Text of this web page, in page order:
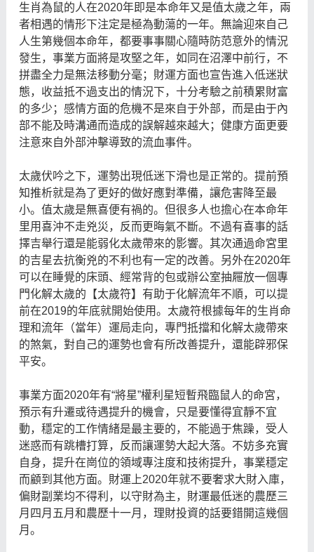
生肖為鼠的人在2020年即是本命年又是值太歲之年，兩
者相遇的情形下注定是極為動蕩的一年。無論迎來自己
人生第幾個本命年，都要事事關心隨時防范意外的情況
發生，事業方面將是攻堅之年，如同在沼澤中前行，不
拼盡全力是無法移動分毫；財運方面也宣告進入低迷狀
態，收益抵不過支出的情況下，十分考驗之前積累財富
的多少；感情方面的危機不是來自于外部，而是由于內
部不能及時溝通而造成的誤解越來越大；健康方面更要
注意來自外部沖擊導致的流血事件。
太歲伏吟之下，運勢出現低迷下滑也是正常的。提前預
知推析就是為了更好的做好應對準備，讓危害降至最
小。值太歲是無喜便有禍的。但很多人也擔心在本命年
里用喜沖不走兇災，反而更晦氣不斷。不過有喜事的話
擇吉舉行還是能弱化太歲帶來的影響。其次通過命宮里
的吉星去抗衡兇的不利也有一定的改善。另外在2020年
可以在睡覺的床頭、經常背的包或辦公室抽屜放一個專
門化解太歲的【太歲符】有助于化解流年不順，可以提
前在2019的年底就開始使用。太歲符根據每年的生肖命
理和流年（當年）運局走向，專門抵擋和化解太歲帶來
的煞氣，對自己的運勢也會有所改善提升，還能辟邪保
平安。
事業方面2020年有“將星”權利星短暫飛臨鼠人的命宮，
預示有升遷或待遇提升的機會，只是要懂得宜靜不宜
動，穩定的工作情緒是最主要的，不能過于焦躁，受人
迷惑而有跳槽打算，反而讓運勢大起大落。不妨多充實
自身，提升在崗位的領域專注度和技術提升，事業穩定
而顧到其他方面。財運上2020年就不要奢求大財入庫，
偏財副業均不得利，以守財為主，財運最低迷的農歷三
月四月五月和農歷十一月，理財投資的話要錯開這幾個
月。